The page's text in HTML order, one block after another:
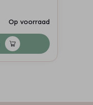
Op voorraad